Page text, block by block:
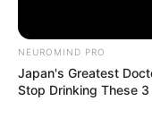
NEUROMIND PRO
Japan's Greatest
Stop Drinking These